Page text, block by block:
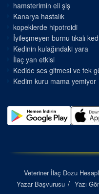
hamsterimin eli şiş
Kanarya hastalık
kopeklerde hipotroidi
İyileşmeyen burnu tıkalı
Kedinin kulağındaki yara
İlaç yan etkisi
Kedide ses gitmesi ve tek
Kedim kuru mama yemiyor
Veteriner İlaç Dozu
Yazar Başvurusu
Yazı